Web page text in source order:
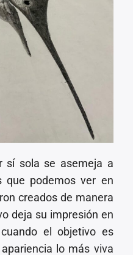
sí sola se asemeja a
que podemos ver en
creados de manera
deja su impresión en
el objetivo es
lo más viva